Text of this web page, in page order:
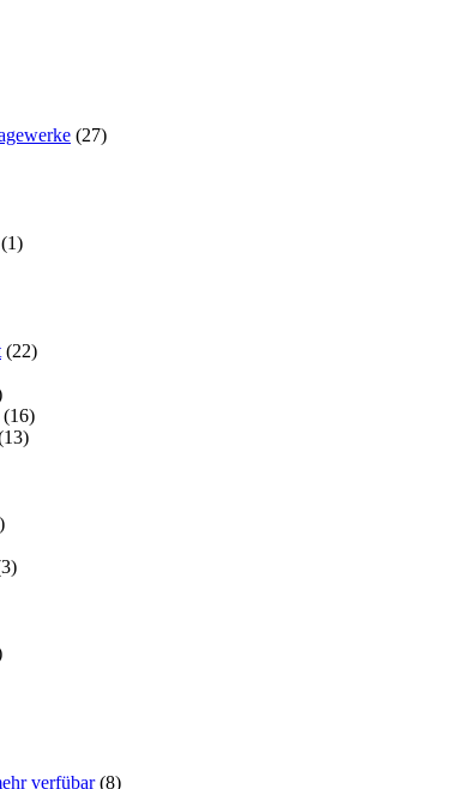
(27)
(1)
(22)
(16)
verfübar(8)